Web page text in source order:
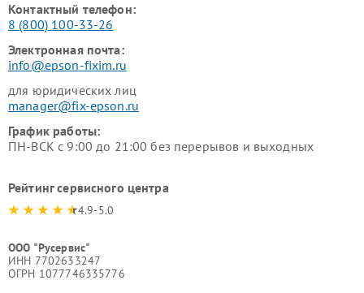
Контактный телефон:
8 (800) 100-33-26
Электронная почта:
info@epson-fixim.ru
для юридических лиц
manager@fix-epson.ru
График работы:
ПН-ВСК с 9:00 до 21:00 без перерывов и выходных
Рейтинг сервисного центра
4.9-5.0
ООО "Русервис"
ИНН 7702633247
ОГРН 1077746335776